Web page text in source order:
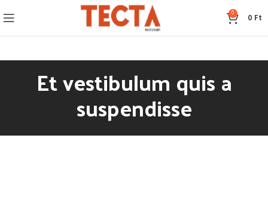
0 0 Ft
Et vestibulum quis a
suspendisse